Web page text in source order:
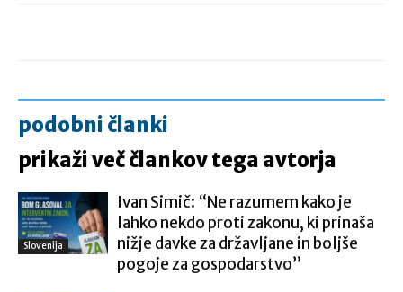
podobni članki
prikaži več člankov tega avtorja
Slovenija
Ivan Simič: “Ne razumem kako je
lahko nekdo proti zakonu, ki prinaša
nižje davke za državljane in boljše
pogoje za gospodarstvo”